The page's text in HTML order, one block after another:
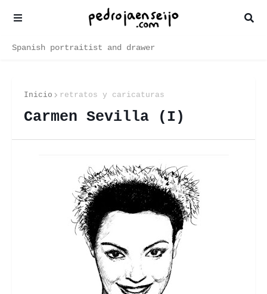
Spanish portraitist and drawer
Inicio retratos y caricaturas
Carmen Sevilla (I)